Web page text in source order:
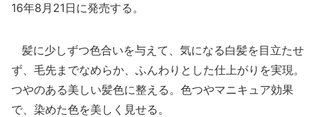
16年8月21日に発売する。
髪に少しずつ色合いを与えて、気になる白髪を目立たせ
ず、毛先までなめらか、ふんわりとした仕上がりを実現。
つやのある美しい髪色に整える。色つやマニキュア効果
で、染めた色を美しく見せる。